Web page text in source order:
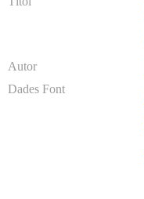
Autor
Dades Font